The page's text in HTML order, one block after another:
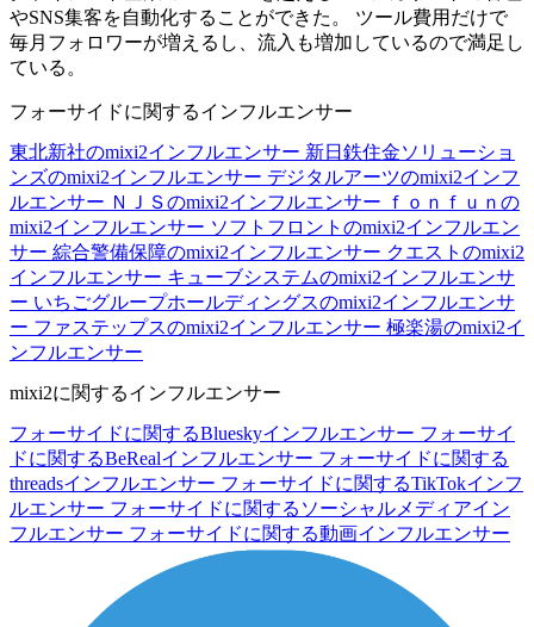
やSNS集客を自動化することができた。 ツール費用だけで
毎月フォロワーが増えるし、流入も増加しているので満足し
ている。
フォーサイドに関するインフルエンサー
東北新社のmixi2インフルエンサー 新日鉄住金ソリューショ
ンズのmixi2インフルエンサー デジタルアーツのmixi2インフ
ルエンサー ＮＪＳのmixi2インフルエンサー ｆｏｎｆｕｎの
mixi2インフルエンサー ソフトフロントのmixi2インフルエン
サー 綜合警備保障のmixi2インフルエンサー クエストのmixi2
インフルエンサー キューブシステムのmixi2インフルエンサ
ー いちごグループホールディングスのmixi2インフルエンサ
ー ファステップスのmixi2インフルエンサー 極楽湯のmixi2イ
ンフルエンサー
mixi2に関するインフルエンサー
フォーサイドに関するBlueskyインフルエンサー フォーサイ
ドに関するBeRealインフルエンサー フォーサイドに関する
threadsインフルエンサー フォーサイドに関するTikTokインフ
ルエンサー フォーサイドに関するソーシャルメディアイン
フルエンサー フォーサイドに関する動画インフルエンサー